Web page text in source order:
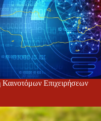
Επιχειρήσεων